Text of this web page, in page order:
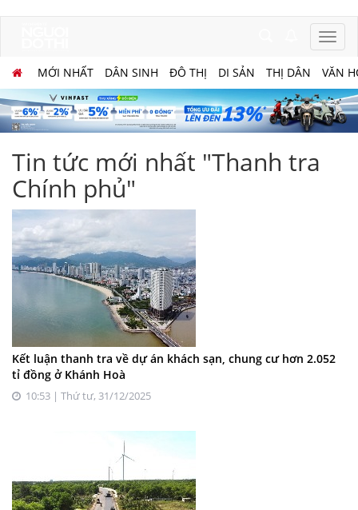
MỚI NHẤT DÂN SINH ĐÔ THỊ DI SẢN THỊ DÂN VĂN
Tin tức mới nhất "Thanh tra
Chính phủ"
Kết luận thanh tra về dự án khách sạn, chung cư hơn 2.052
tỉ đồng ở Khánh Hoà
10:53 | Thứ tư, 31/12/2025